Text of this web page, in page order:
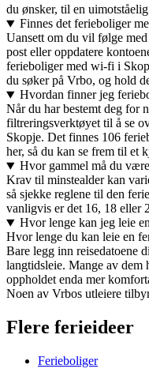
du ønsker, til en
Finnes det ferieboliger
Uansett om du vil følge
post eller oppdatere
ferieboliger med wi-fi i
du søker på Vrbo, og hold
Hvordan finner jeg
Når du har bestemt deg for
filtreringsverktøyet til å se
Skopje. Det finnes 106
her, så du kan se frem til et
Hvor gammel må du
Krav til minstealder kan
så sjekke reglene til den
vanligvis er det 16, 18 eller
Hvor lenge kan jeg leie
Hvor lenge du kan leie en
Bare legg inn reisedatoene
langtidsleie. Mange av dem
oppholdet enda mer
Noen av Vrbos utleiere
Flere ferieideer
Ferieboliger